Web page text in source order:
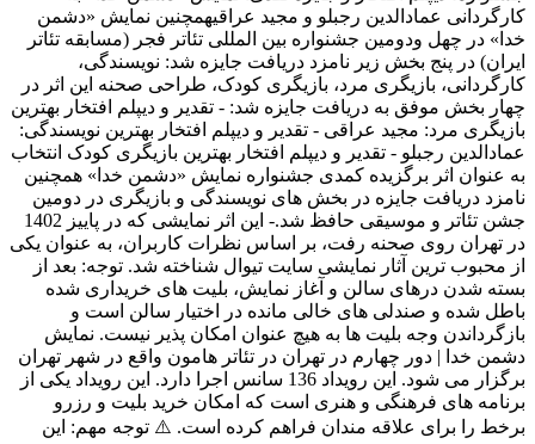
کارگردانی عمادالدین رجبلو و مجید عراقیهمچنین نمایش «دشمن
خدا» در چهل ودومین جشنواره بین المللی تئاتر فجر (مسابقه تئاتر
ایران) در پنج بخش زیر نامزد دریافت جایزه شد: نویسندگی،
کارگردانی، بازیگری مرد، بازیگری کودک، طراحی صحنه این اثر در
چهار بخش موفق به دریافت جایزه شد: - تقدیر و دیپلم افتخار بهترین
بازیگری مرد: مجید عراقی - تقدیر و دیپلم افتخار بهترین نویسندگی:
عمادالدین رجبلو - تقدیر و دیپلم افتخار بهترین بازیگری کودک انتخاب
به عنوان اثر برگزیده کمدی جشنواره نمایش «دشمن خدا» همچنین
نامزد دریافت جایزه در بخش های نویسندگی و بازیگری در دومین
جشن تئاتر و موسیقی حافظ شد.- این اثر نمایشی که در پاییز 1402
در تهران روی صحنه رفت، بر اساس نظرات کاربران، به عنوان یکی
از محبوب ترین آثار نمایشی سایت تیوال شناخته شد. توجه: بعد از
بسته شدن درهای سالن و آغاز نمایش، بلیت های خریداری شده
باطل شده و صندلی های خالی مانده در اختیار سالن است و
بازگرداندن وجه بلیت ها به هیچ عنوان امکان پذیر نیست. نمایش
دشمن خدا | دور چهارم در تهران در تئاتر هامون واقع در شهر تهران
برگزار می شود. این رویداد 136 سانس اجرا دارد. این رویداد یکی از
برنامه های فرهنگی و هنری است که امکان خرید بلیت و رزرو
برخط را برای علاقه مندان فراهم کرده است. ⚠️ توجه مهم: این